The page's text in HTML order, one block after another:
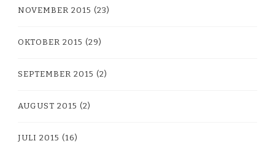
NOVEMBER 2015 (23)
OKTOBER 2015 (29)
SEPTEMBER 2015 (2)
AUGUST 2015 (2)
JULI 2015 (16)